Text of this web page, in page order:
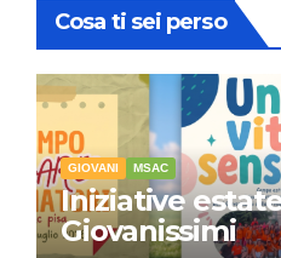
Cosa ti sei perso
GIOVANI MSAC
Iniziative
Giovanissimi